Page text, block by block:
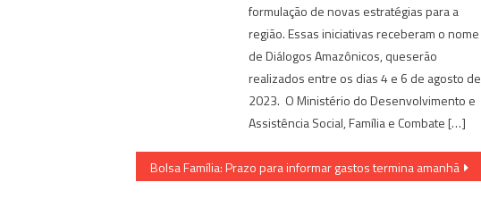
formulação de novas estratégias para a
região. Essas iniciativas receberam o nome
de Diálogos Amazônicos, queserão
realizados entre os dias 4 e 6 de agosto de
2023. O Ministério do Desenvolvimento e
Assistência Social, Família e Combate […]
Bolsa Família: Prazo para informar gastos termina amanhã